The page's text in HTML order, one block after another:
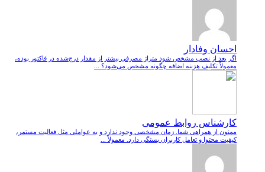
احسان وفادار
اگر بعد از نصب مشخص شود متراژ مصرفی بیشتر از مقدار درج‌شده در فاکتور بوده،
معمولاً تکلیف هزینه اضافه چگونه مشخص می‌شود؟ ...
کارشناس روابط عمومی
ممنون از همراهی شما. زمان مشخصی وجود ندارد و به عواملی مثل فعالیت مستمر،
کیفیت محتوا و تعامل کاربران بستگی دارد. معمولاً ...